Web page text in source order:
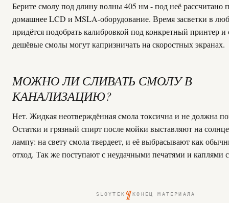
Берите смолу под длину волны 405 нм - под неё рассчитано
домашнее LCD и MSLA-оборудование. Время засветки в
придётся подобрать калибровкой под конкретный принтер
дешёвые смолы могут капризничать на скоростных экранах.
МОЖНО ЛИ СЛИВАТЬ СМОЛУ В
КАНАЛИЗАЦИЮ?
Нет. Жидкая неотверждённая смола токсична и не должна
Остатки и грязный спирт после мойки выставляют на
лампу: на свету смола твердеет, и её выбрасывают как
отход. Так же поступают с неудачными печатями и каплями
SLOYTEK ¶КОНЕЦ МАТЕРИАЛА